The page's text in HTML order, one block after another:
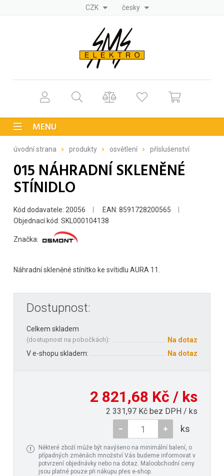
CZK česky
MENU
úvodní strana produkty osvětlení příslušenství
015 NÁHRADNÍ SKLENĚNÉ
STÍNIDLO
Kód dodavatele: 20056
EAN: 8591728200565
Objednací kód: SKL000104138
Značka:
Náhradní skleněné stínítko ke svítidlu AURA 11.
Dostupnost:
Celkem skladem
(dostupnost na pobočkách):
Na dotaz
V e-shopu skladem:
Na dotaz
2 821,68 Kč / ks
2 331,97 Kč bez DPH / ks
ks
Některé zboží může být navýšeno na minimální balení, o
případných změnách množství Vás budeme informovat v
potvrzení objednávky nebo na dotaz. Maloobchodní ceny
jsou platné pouze při nákupu přes e-shop.